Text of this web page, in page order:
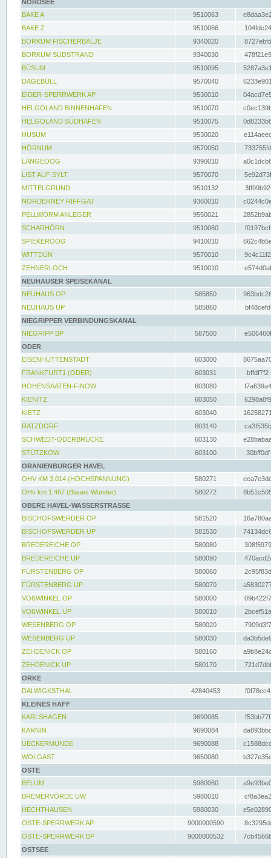
NORDSEE
BAKE A
9510063
BAKE Z
9510066
BORKUM FISCHERBALJE
9340020
BORKUM SÜDSTRAND
9340030
BÜSUM
9510095
DAGEBÜLL
9570040
EIDER-SPERRWERK AP
9530010
HELGOLAND BINNENHAFEN
9510070
HELGOLAND SÜDHAFEN
9510075
HUSUM
9530020
HÖRNUM
9570050
LANGEOOG
9390010
LIST AUF SYLT
9570070
MITTELGRUND
9510132
NORDERNEY RIFFGAT
9360010
PELLWORM ANLEGER
9550021
SCHARHÖRN
9510060
SPIEKEROOG
9410010
WITTDÜN
9570010
ZEHNERLOCH
9510010
NEUHAUSER SPEISEKANAL
NEUHAUS OP
585850
NEUHAUS UP
585860
NIEGRIPPER VERBINDUNGSKANAL
NIEGRIPP BP
587500
ODER
EISENHÜTTENSTADT
603000
FRANKFURT1 (ODER)
603031
HOHENSAATEN-FINOW
603080
KIENITZ
603050
KIETZ
603040
RATZDORF
603140
SCHWEDT-ODERBRÜCKE
603130
STÜTZKOW
603100
ORANIENBURGER HAVEL
OHV KM 3.014 (HOCHSPANNUNG)
580271
OHv km 1.467 (Blaues Wunder)
580272
OBERE HAVEL-WASSERSTRASSE
BISCHOFSWERDER OP
581520
BISCHOFSWERDER UP
581530
BREDEREICHE OP
580080
BREDEREICHE UP
580090
FÜRSTENBERG OP
580060
FÜRSTENBERG UP
580070
VOßWINKEL OP
580000
VOßWINKEL UP
580010
WESENBERG OP
580020
WESENBERG UP
580030
ZEHDENICK OP
580160
ZEHDENICK UP
580170
ORKE
DALWIGKSTHAL
42840453
KLEINES HAFF
KARLSHAGEN
9690085
KARNIN
9690084
UECKERMÜNDE
9690088
WOLGAST
9650080
OSTE
BELUM
5980060
BREMERVÖRDE UW
5980010
HECHTHAUSEN
5980030
OSTE-SPERRWERK AP
9000000590
OSTE-SPERRWERK BP
9000000532
OSTSEE